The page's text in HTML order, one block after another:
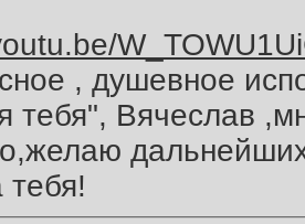
, душевное
тебя", Вячеслав
тебя!